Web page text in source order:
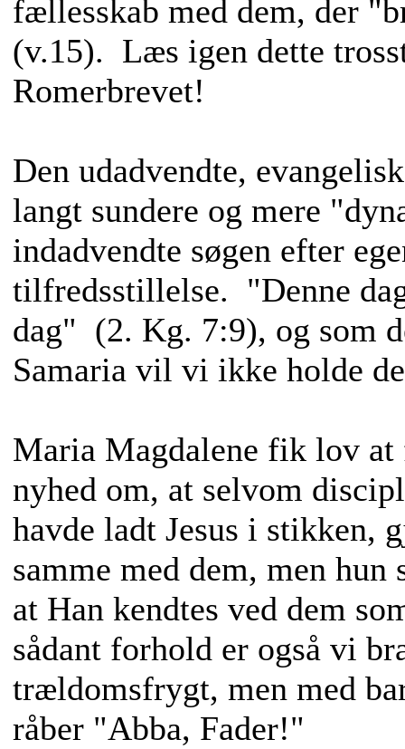
fællesskab med dem, der
(v.15). Læs igen dette
Romerbrevet!
Den udadvendte,
langt sundere og mere
indadvendte søgen efter
tilfredsstillelse. "Denne
dag" (2. Kg. 7:9), og som
Samaria vil vi ikke holde
Maria Magdalene fik lov at
nyhed om, at selvom
havde ladt Jesus i stikken,
samme med dem, men
at Han kendtes ved dem
sådant forhold er også vi
trældomsfrygt, men med
råber "Abba, Fader!"